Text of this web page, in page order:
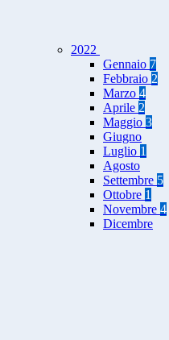
2022
Gennaio 7
Febbraio 2
Marzo 4
Aprile 2
Maggio 3
Giugno
Luglio 1
Agosto
Settembre 5
Ottobre 1
Novembre 4
Dicembre